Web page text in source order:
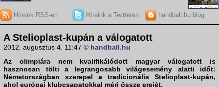
Híreink RSS-en Híreink a Twitteren handball.hu blog
A Stelioplast-kupán a válogatott
2012. augusztus 4. 11:47 © handball.hu
Az olimpiára nem kvalifikálódott magyar válogatott is
hasznosan tölti a legrangosabb világesemény alatti időt:
Németországban szerepel a tradicionális Stelioplast-kupán,
ahol európai klubcsapatokkal méri össze erejét.